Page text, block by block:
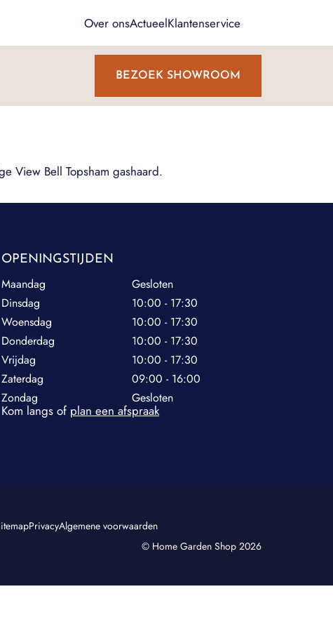
Over onsActueelKlantenservice
BEZOEK SHOWROOM
View Bell Topsham gashaard.
OPENINGSTIJDEN
Maandag
Gesloten
Dinsdag
10:00 - 17:30
Woensdag
10:00 - 17:30
Donderdag
10:00 - 17:30
Vrijdag
10:00 - 17:30
Zaterdag
09:00 - 16:00
Zondag
Gesloten
Kom langs of plan een afspraak
PrivacyAlgemene voorwaarden
© Home Garden Shop 2026